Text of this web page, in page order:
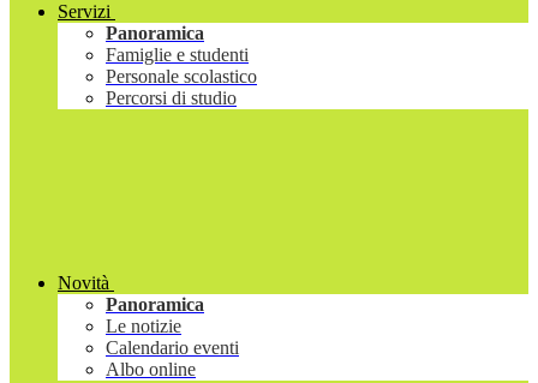
Servizi
Panoramica
Famiglie e studenti
Personale scolastico
Percorsi di studio
Novità
Panoramica
Le notizie
Calendario eventi
Albo online